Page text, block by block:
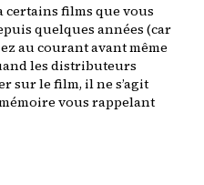
certains films que vous
quelques années (car
au courant avant même
les distributeurs
sur le film, il ne s’agit
vous rappelant